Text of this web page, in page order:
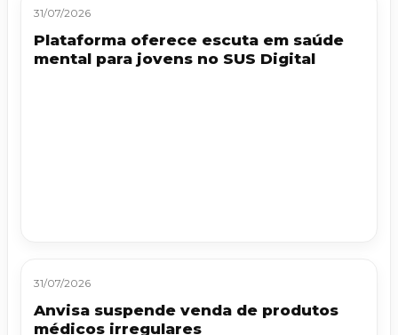
31/07/2026
Plataforma oferece escuta em saúde
mental para jovens no SUS Digital
31/07/2026
Anvisa suspende venda de produtos
médicos irregulares